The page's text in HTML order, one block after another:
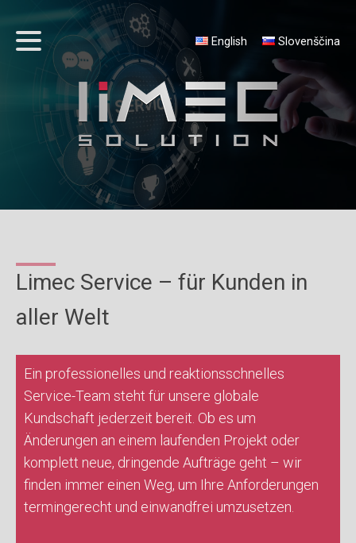
English Slovenščina
Limec Service – für Kunden in
aller Welt
Ein professionelles und reaktionsschnelles
Service-Team steht für unsere globale
Kundschaft jederzeit bereit. Ob es um
Änderungen an einem laufenden Projekt oder
komplett neue, dringende Aufträge geht – wir
finden immer einen Weg, um Ihre Anforderungen
termingerecht und einwandfrei umzusetzen.